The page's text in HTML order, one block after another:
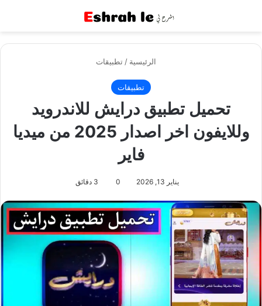
الرئيسية / تطبيقات
تطبيقات
تحميل تطبيق درايش للاندرويد
وللايفون اخر اصدار 2025 من ميديا
فاير
يناير 13, 2026 0